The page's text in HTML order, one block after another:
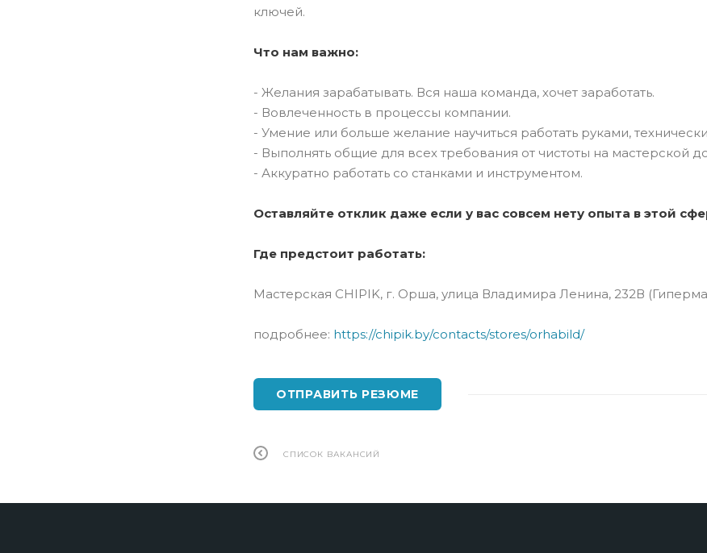
ключей.
Что нам важно:
- Желания зарабатывать. Вся наша команда, хочет заработать.
- Вовлеченность в процессы компании.
- Умение или больше желание научиться работать руками,
- Выполнять общие для всех требования от чистоты на мастерской
- Аккуратно работать со станками и инструментом.
Оставляйте отклик даже если у вас совсем нету опыта в этой
Где предстоит работать:
Мастерская CHIPIK, г. Орша, улица Владимира Ленина, 232В
подробнее: https://chipik.by/contacts/stores/orhabild/
ОТПРАВИТЬ РЕЗЮМЕ
СПИСОК ВАКАНСИЙ